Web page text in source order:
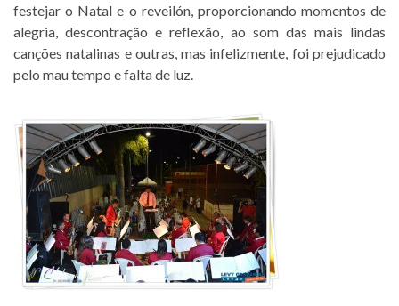
festejar o Natal e o reveilón, proporcionando momentos de
alegria, descontração e reflexão, ao som das mais lindas
canções natalinas e outras, mas infelizmente, foi prejudicado
pelo mau tempo e falta de luz.